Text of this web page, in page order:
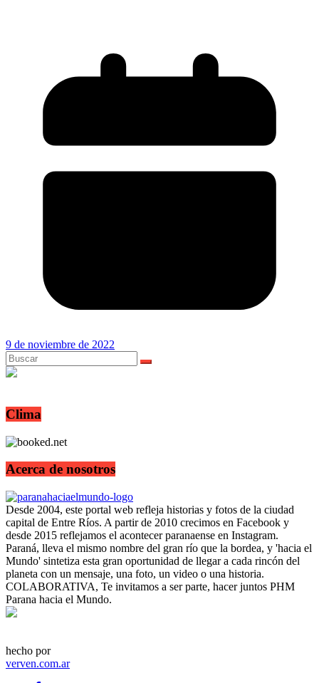
9 de noviembre de 2022
Clima
Acerca de nosotros
Desde 2004, este portal web refleja historias y fotos de la ciudad
capital de Entre Ríos. A partir de 2010 crecimos en Facebook y
desde 2015 reflejamos el acontecer paranaense en Instagram.
Paraná, lleva el mismo nombre del gran río que la bordea, y 'hacia el
Mundo' sintetiza esta gran oportunidad de llegar a cada rincón del
planeta con un mensaje, una foto, un video o una historia.
COLABORATIVA, Te invitamos a ser parte, hacer juntos PHM
Parana hacia el Mundo.
hecho por
verven.com.ar